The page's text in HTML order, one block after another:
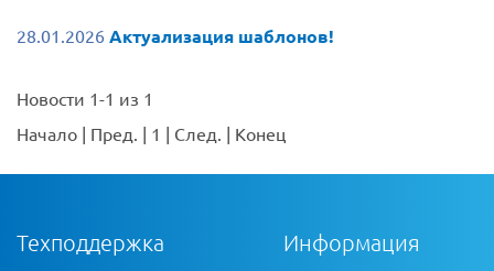
28.01.2026 Актуализация шаблонов!
Новости 1-1 из 1
Начало | Пред. | 1 | След. | Конец
Техподдержка Информация